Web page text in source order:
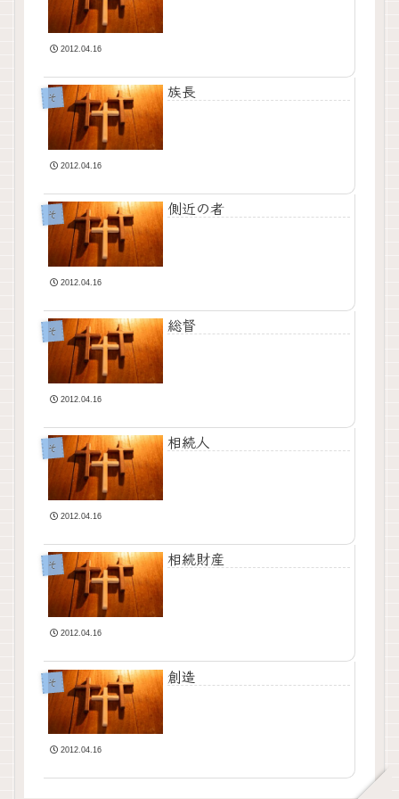
2012.04.16
そ 族長
2012.04.16
そ 側近の者
2012.04.16
そ 総督
2012.04.16
そ 相続人
2012.04.16
そ 相続財産
2012.04.16
そ 創造
2012.04.16